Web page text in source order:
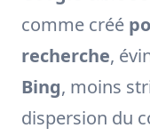
comme créé
recherche,
Bing, moins
dispersion du